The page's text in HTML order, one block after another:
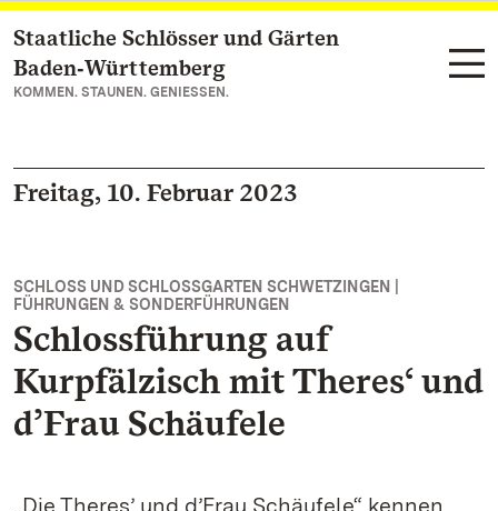
Zum Hauptinhalt springen
Staatliche Schlösser und Gärten
Baden‑Württemberg
KOMMEN. STAUNEN. GENIESSEN.
Freitag, 10. Februar 2023
SCHLOSS UND SCHLOSSGARTEN SCHWETZINGEN |
FÜHRUNGEN & SONDERFÜHRUNGEN
Schlossführung auf
Kurpfälzisch mit Theres‘ und
d’Frau Schäufele
„Die Theres’ und d’Frau Schäufele“ kennen